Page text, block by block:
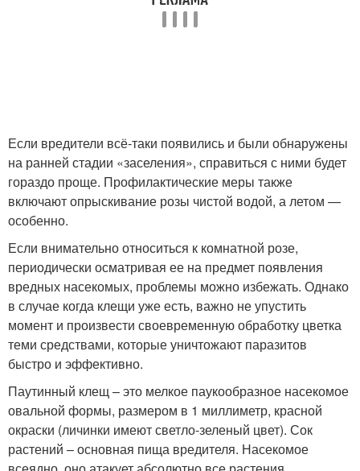
Если вредители всё-таки появились и были обнаружены
на ранней стадии «заселения», справиться с ними будет
гораздо проще. Профилактические меры также
включают опрыскивание розы чистой водой, а летом —
особенно.
Если внимательно относиться к комнатной розе,
периодически осматривая ее на предмет появления
вредных насекомых, проблемы можно избежать. Однако
в случае когда клещи уже есть, важно не упустить
момент и произвести своевременную обработку цветка
теми средствами, которые уничтожают паразитов
быстро и эффективно.
Паутинный клещ – это мелкое паукообразное насекомое
овальной формы, размером в 1 миллиметр, красной
окраски (личинки имеют светло-зеленый цвет). Сок
растений – основная пища вредителя. Насекомое